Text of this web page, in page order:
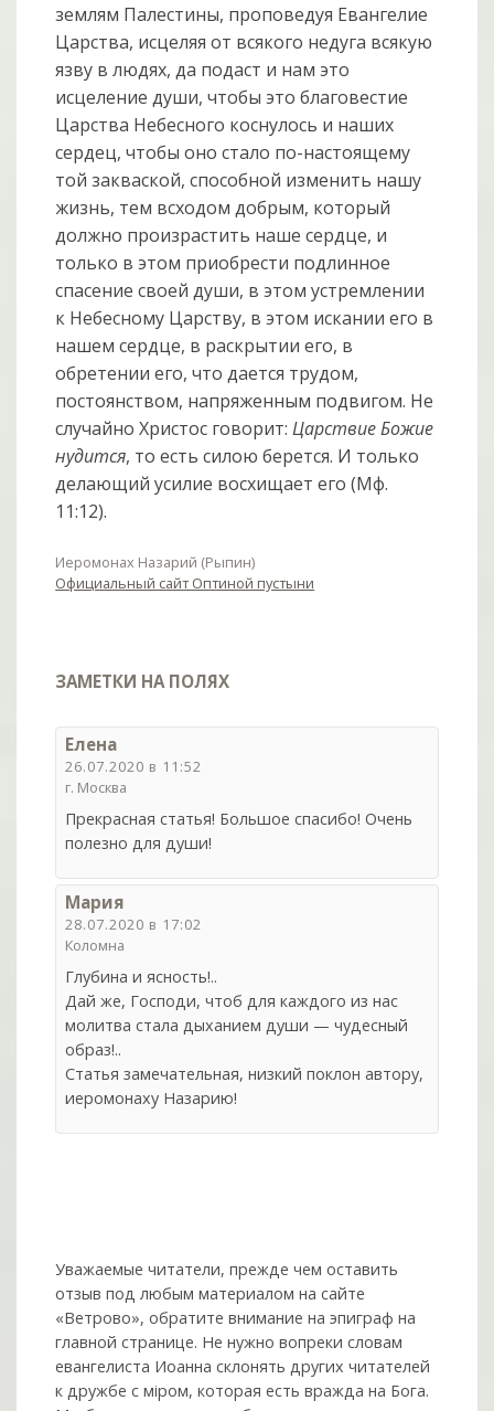
землям Палестины, проповедуя Евангелие
Царства, исцеляя от всякого недуга всякую
язву в людях, да подаст и нам это
исцеление души, чтобы это благовестие
Царства Небесного коснулось и наших
сердец, чтобы оно стало по-настоящему
той закваской, способной изменить нашу
жизнь, тем всходом добрым, который
должно произрастить наше сердце, и
только в этом приобрести подлинное
спасение своей души, в этом устремлении
к Небесному Царству, в этом искании его в
нашем сердце, в раскрытии его, в
обретении его, что дается трудом,
постоянством, напряженным подвигом. Не
случайно Христос говорит:Царствие Божие
нудится, то есть силою берется. И только
делающий усилие восхищает его (Мф.
11:12).
Иеромонах Назарий (Рыпин)
Официальный сайт Оптиной пустыни
ЗАМЕТКИ НА ПОЛЯХ
Елена
26.07.2020 в 11:52
г. Москва
Прекрасная статья! Большое спасибо! Очень
полезно для души!
Мария
28.07.2020 в 17:02
Коломна
Глубина и ясность!..
Дай же, Господи, чтоб для каждого из нас
молитва стала дыханием души — чудесный
образ!..
Статья замечательная, низкий поклон автору,
иеромонаху Назарию!
Уважаемые читатели, прежде чем оставить
отзыв под любым материалом на сайте
«Ветрово», обратите внимание на эпиграф на
главной странице. Не нужно вопреки словам
евангелиста Иоанна склонять других читателей
к дружбе с мiром, которая есть вражда на Бога.